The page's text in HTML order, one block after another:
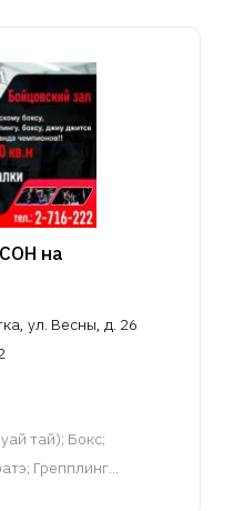
на
ул. Весны, д. 26
тай); Бокс;
Грепплинг...